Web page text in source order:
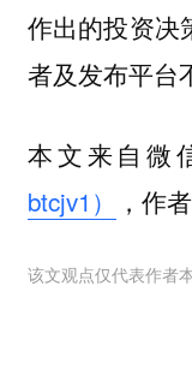
作出的投资决
者及发布平台
本文来自微
btcjv1）
，作
该文观点仅代表作者